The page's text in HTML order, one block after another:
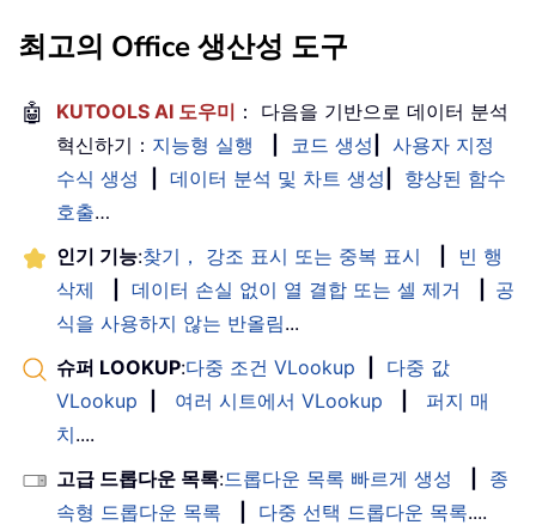
최고의 Office 생산성 도구
🤖 KUTOOLS AI 도우미 ： 다음을 기반으로 데이터 분석
혁신하기： 지능형 실행 코드 생성
사용자 지정
수식 생성
데이터 분석 및 차트 생성
향상된 함수
호출…
인기 기능:찾기， 강조 표시 또는 중복 표시
빈 행
삭제
데이터 손실 없이 열 결합 또는 셀 제거
공
식을 사용하지 않는 반올림...
슈퍼 LOOKUP:다중 조건 VLookup
다중 값
VLookup
여러 시트에서 VLookup
퍼지 매
치....
고급 드롭다운 목록:드롭다운 목록 빠르게 생성
종
속형 드롭다운 목록
다중 선택 드롭다운 목록....